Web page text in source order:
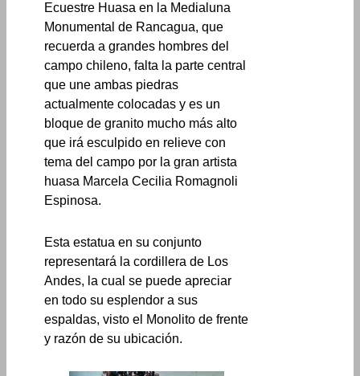
Ecuestre Huasa en la Medialuna
Monumental de Rancagua, que
recuerda a grandes hombres del
campo chileno, falta la parte central
que une ambas piedras
actualmente colocadas y es un
bloque de granito mucho más alto
que irá esculpido en relieve con
tema del campo por la gran artista
huasa Marcela Cecilia Romagnoli
Espinosa.
Esta estatua en su conjunto
representará la cordillera de Los
Andes, la cual se puede apreciar
en todo su esplendor a sus
espaldas, visto el Monolito de frente
y razón de su ubicación.